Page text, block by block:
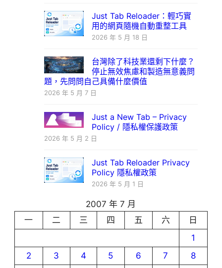
Just Tab Reloader：輕巧實
用的網頁隨機自動重整工具
2026 年 5 月 18 日
台灣除了科技業還剩下什麼？
停止無效焦慮和製造無意義問
題，先問問自己具備什麼價值
2026 年 5 月 7 日
Just a New Tab – Privacy
Policy / 隱私權保護政策
2026 年 5 月 2 日
Just Tab Reloader Privacy
Policy 隱私權政策
2026 年 5 月 1 日
2007 年 7 月
一
二 三 四 五 六
日
1
2
3 4 5 6 7
8